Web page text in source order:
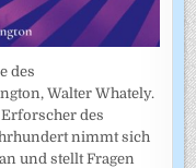
des
Walter Whately.
des
nimmt sich
und stellt Fragen